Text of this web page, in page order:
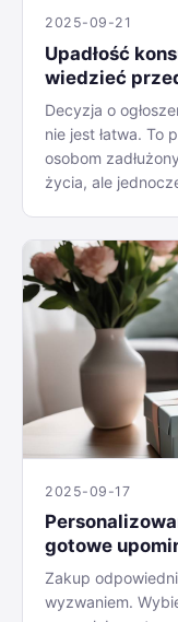
2025-09-21
Upadłość
wiedzieć
Decyzja o
nie jest łatwa. To
osobom
życia, ale
2025-09-17
gotowe
Zakup
wyzwaniem.